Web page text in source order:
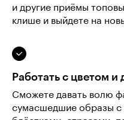
и другие приёмы
клише и выйдете на
Работать с цветом и
Сможете давать волю
сумасшедшие образы с